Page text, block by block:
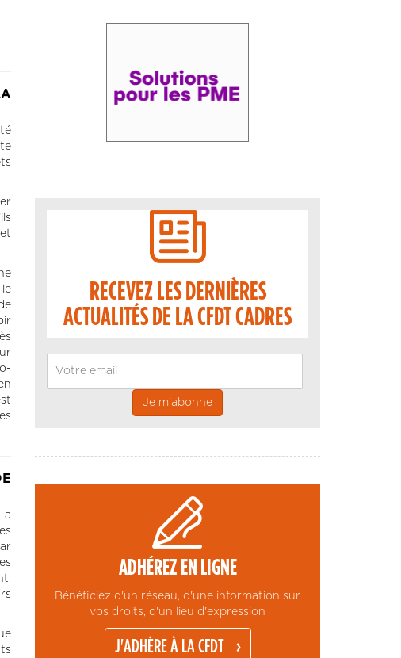
RECEVEZ LES DERNIÈRES
ACTUALITÉS DE LA CFDT CADRES
ADHÉREZ EN LIGNE
Bénéficiez d'un réseau, d'une information sur
vos droits, d'un lieu d'expression
J'ADHÈRE À LA CFDT